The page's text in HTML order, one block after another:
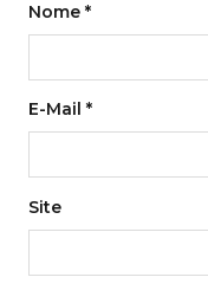
Nome *
E-Mail *
Site